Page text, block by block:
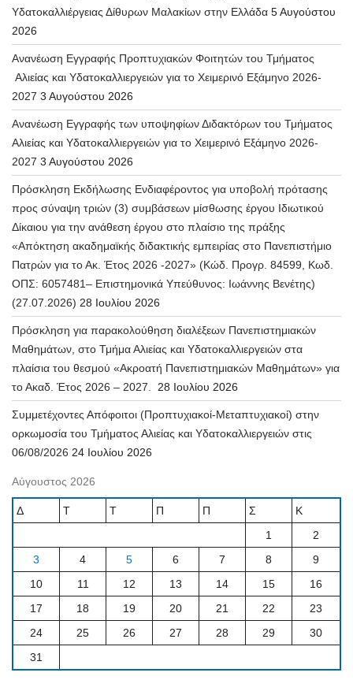
Υδατοκαλλιέργειας Δίθυρων Μαλακίων στην Ελλάδα 5 Αυγούστου
2026
Ανανέωση Εγγραφής Προπτυχιακών Φοιτητών του Τμήματος
Αλιείας και Υδατοκαλλιεργειών για το Χειμερινό Εξάμηνο 2026-
2027 3 Αυγούστου 2026
Ανανέωση Εγγραφής των υποψηφίων Διδακτόρων του Τμήματος
Αλιείας και Υδατοκαλλιεργειών για το Χειμερινό Εξάμηνο 2026-
2027 3 Αυγούστου 2026
Πρόσκληση Εκδήλωσης Ενδιαφέροντος για υποβολή πρότασης
προς σύναψη τριών (3) συμβάσεων μίσθωσης έργου Ιδιωτικού
Δίκαιου για την ανάθεση έργου στο πλαίσιο της πράξης
«Απόκτηση ακαδημαϊκής διδακτικής εμπειρίας στο Πανεπιστήμιο
Πατρών για το Ακ. Έτος 2026 -2027» (Κώδ. Προγρ. 84599, Κωδ.
ΟΠΣ: 6057481– Επιστημονικά Υπεύθυνος: Ιωάννης Βενέτης)
(27.07.2026) 28 Ιουλίου 2026
Πρόσκληση για παρακολούθηση διαλέξεων Πανεπιστημιακών
Μαθημάτων, στο Τμήμα Αλιείας και Υδατοκαλλιεργειών στα
πλαίσια του θεσμού «Ακροατή Πανεπιστημιακών Μαθημάτων» για
το Ακαδ. Έτος 2026 – 2027.
28 Ιουλίου 2026
Συμμετέχοντες Απόφοιτοι (Προπτυχιακοί-Μεταπτυχιακοί) στην
ορκωμοσία του Τμήματος Αλιείας και Υδατοκαλλιεργειών στις
06/08/2026 24 Ιουλίου 2026
Αύγουστος 2026
Δ Τ Τ Π Π Σ
Κ
1
2
3
4 5 6 7 8
9
10
11 12 13 14 15
16
17
18 19 20 21 22
23
24
25 26 27 28 29
30
31